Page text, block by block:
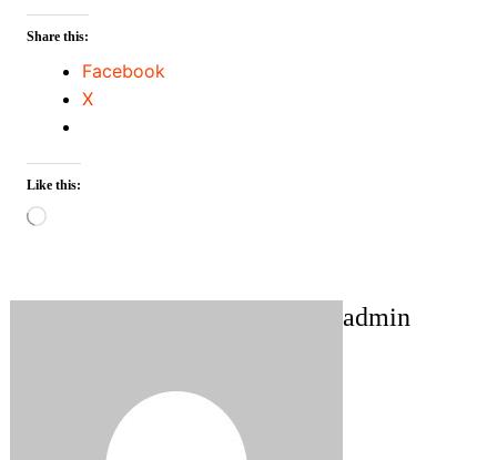
Share this:
Facebook
X
Like this:
Loading…
admin